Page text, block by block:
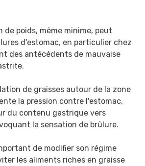
de poids, même minime, peut
d'estomac, en particulier chez
des antécédents de mauvaise
de graisses autour de la zone
la pression contre l'estomac,
du contenu gastrique vers
la sensation de brûlure.
de modifier son régime
les aliments riches en graisse